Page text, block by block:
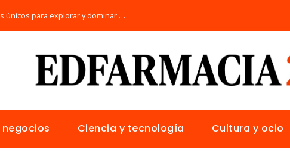
Los 10 animales con sentidos únicos para explorar y dominar su hábitat natural
negocios Ciencia y tecnología Cultura y ocio